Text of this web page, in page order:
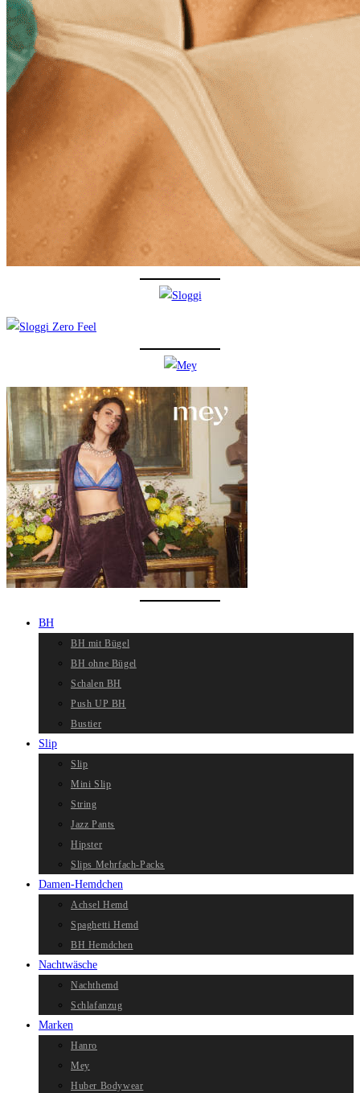
BH
BH mit Bügel
BH ohne Bügel
Schalen BH
Push UP BH
Bustier
Slip
Slip
Mini Slip
String
Jazz Pants
Hipster
Slips Mehrfach-Packs
Damen-Hemdchen
Achsel Hemd
Spaghetti Hemd
BH Hemdchen
Nachtwäsche
Nachthemd
Schlafanzug
Marken
Hanro
Mey
Huber Bodywear